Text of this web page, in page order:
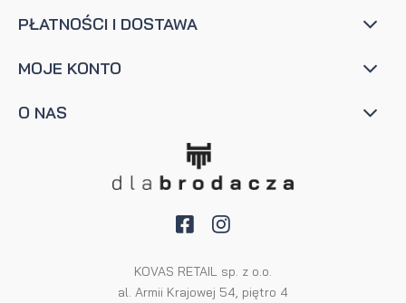
PŁATNOŚCI I DOSTAWA
MOJE KONTO
O NAS
KOVAS RETAIL sp. z o.o.
al. Armii Krajowej 54, piętro 4